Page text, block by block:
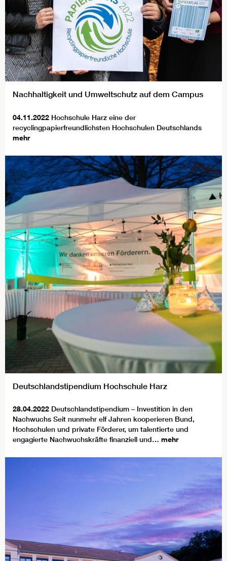
Nachhaltigkeit und Umweltschutz auf dem Campus
04.11.2022 Hochschule Harz eine der
recyclingpapierfreundlichsten Hochschulen Deutschlands
mehr
Deutschlandstipendium Hochschule Harz
28.04.2022 Deutschlandstipendium – Investition in den
Nachwuchs Seit nunmehr elf Jahren kooperieren Bund,
Hochschulen und private Förderer, um talentierte und
engagierte Nachwuchskräfte finanziell und… mehr